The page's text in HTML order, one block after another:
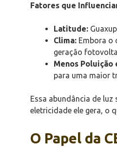
Fatores que
Latitude:
Clima: Embora o
geração
Menos Poluição
para uma maior
Essa abundância de
eletricidade ele gera, o
O Papel da